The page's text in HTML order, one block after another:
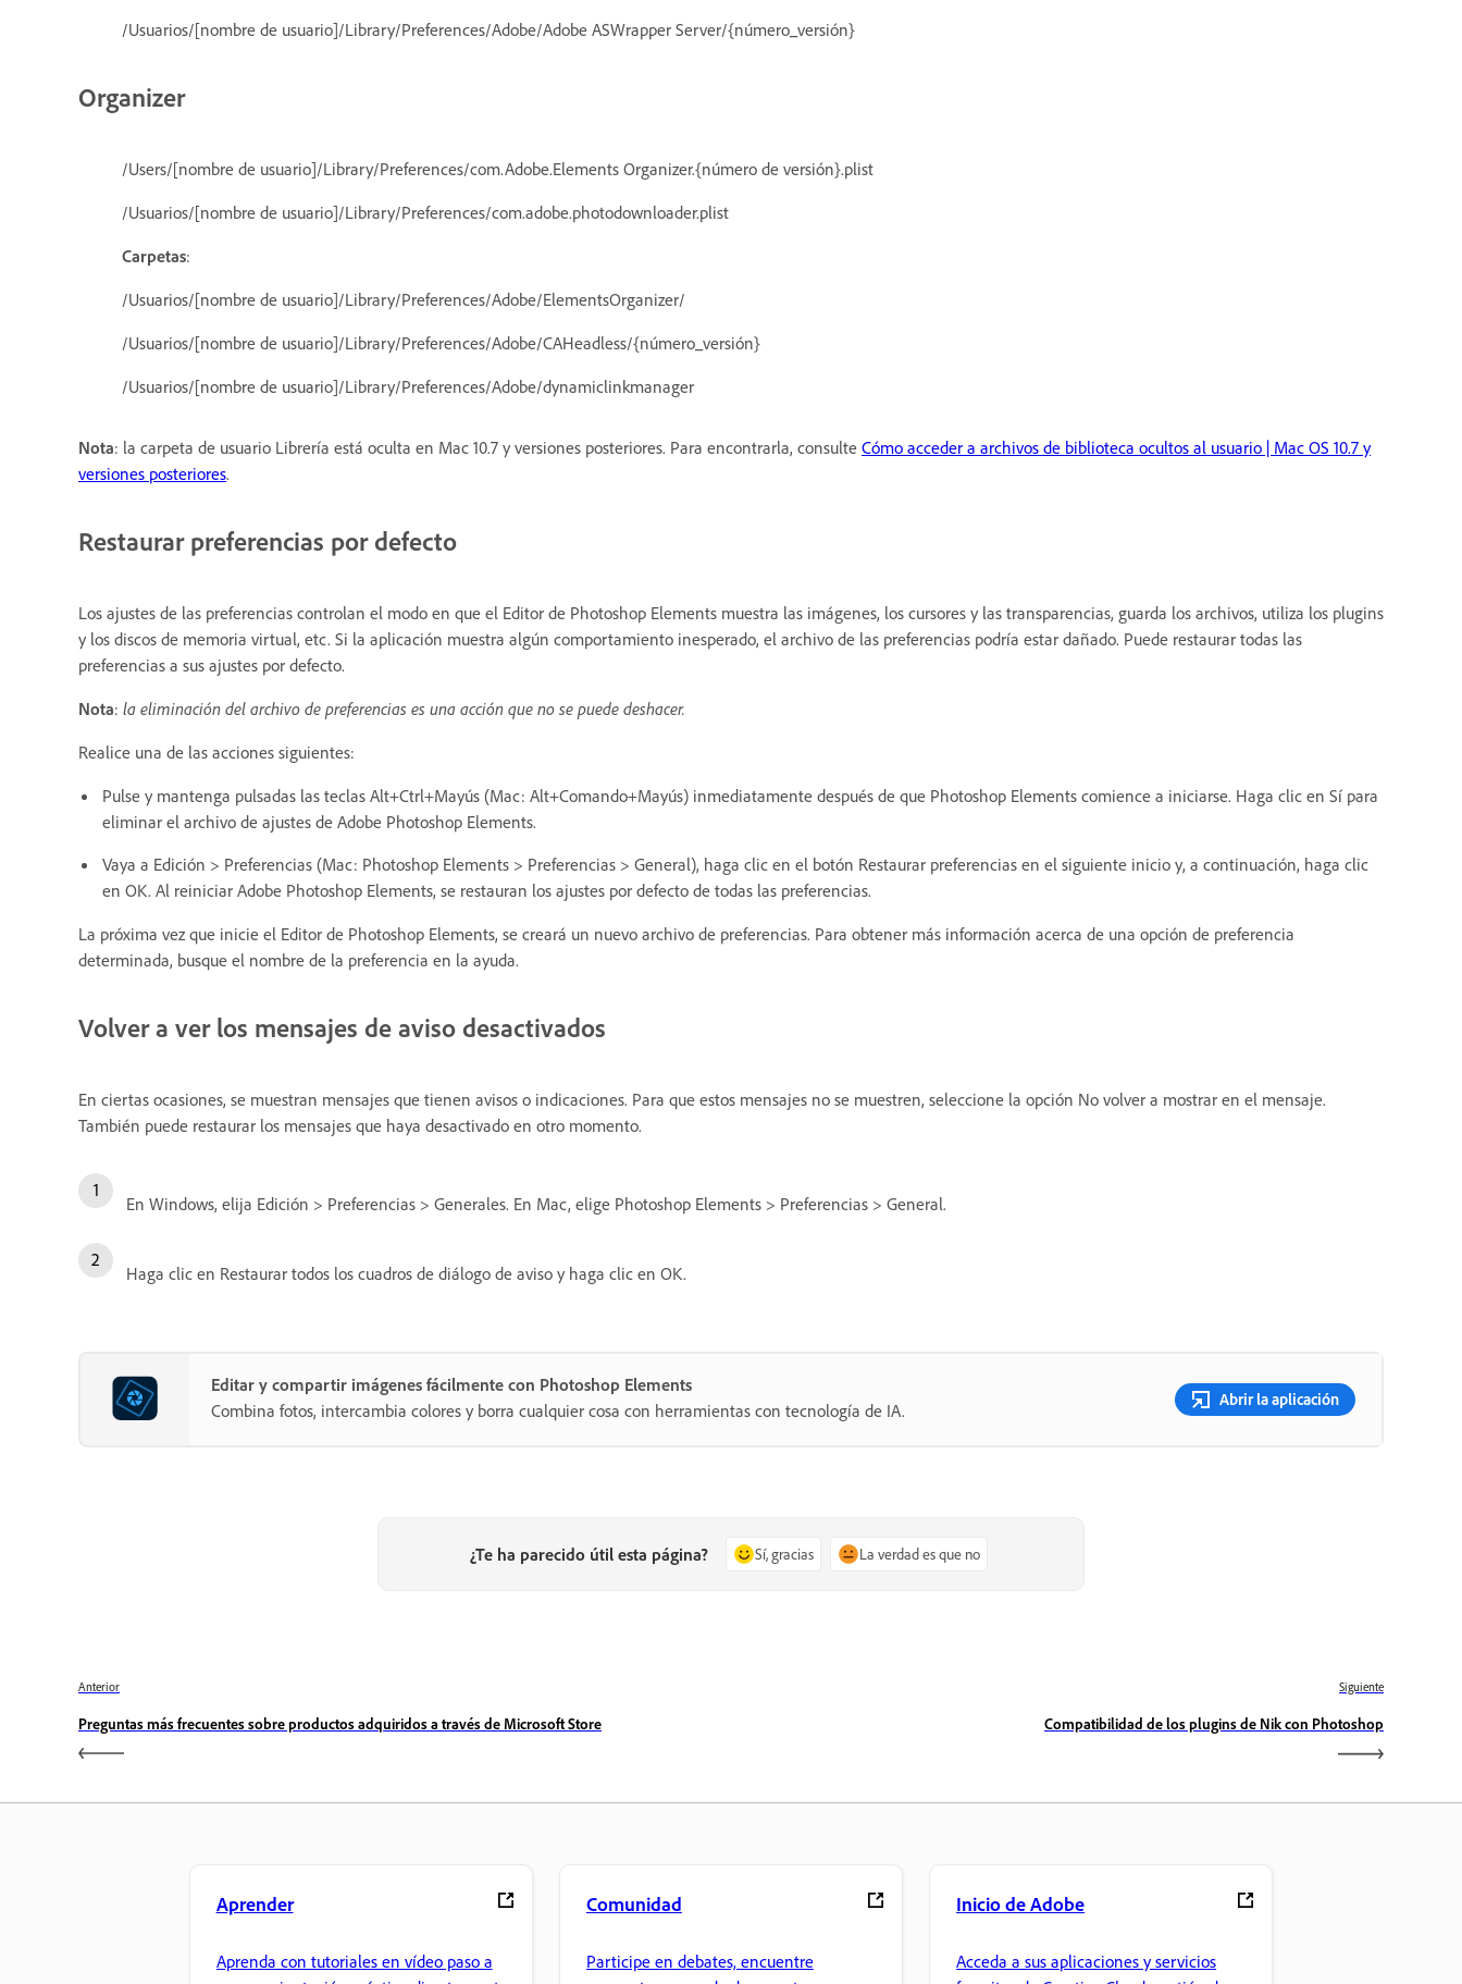
/Usuarios/[nombre de usuario]/Library/Preferences/Adobe/Adobe ASWrapper Server/{número_versión}
Organizer
/Users/[nombre de usuario]/Library/Preferences/com.Adobe.Elements Organizer.{número de versión}.plist
/Usuarios/[nombre de usuario]/Library/Preferences/com.adobe.photodownloader.plist
Carpetas:
/Usuarios/[nombre de usuario]/Library/Preferences/Adobe/ElementsOrganizer/
/Usuarios/[nombre de usuario]/Library/Preferences/Adobe/CAHeadless/{número_versión}
/Usuarios/[nombre de usuario]/Library/Preferences/Adobe/dynamiclinkmanager
Nota: la carpeta de usuario Librería está oculta en Mac 10.7 y versiones posteriores. Para encontrarla, consulte Cómo acceder a archivos de biblioteca ocultos al usuario | Mac OS 10.7 y
versiones posteriores.
Restaurar preferencias por defecto
Los ajustes de las preferencias controlan el modo en que el Editor de Photoshop Elements muestra las imágenes, los cursores y las transparencias, guarda los archivos, utiliza los plugins
y los discos de memoria virtual, etc. Si la aplicación muestra algún comportamiento inesperado, el archivo de las preferencias podría estar dañado. Puede restaurar todas las
preferencias a sus ajustes por defecto.
Nota: la eliminación del archivo de preferencias es una acción que no se puede deshacer.
Realice una de las acciones siguientes:
Pulse y mantenga pulsadas las teclas Alt+Ctrl+Mayús (Mac: Alt+Comando+Mayús) inmediatamente después de que Photoshop Elements comience a iniciarse. Haga clic en Sí para
eliminar el archivo de ajustes de Adobe Photoshop Elements.
Vaya a Edición > Preferencias (Mac: Photoshop Elements > Preferencias > General), haga clic en el botón Restaurar preferencias en el siguiente inicio y, a continuación, haga clic
en OK. Al reiniciar Adobe Photoshop Elements, se restauran los ajustes por defecto de todas las preferencias.
La próxima vez que inicie el Editor de Photoshop Elements, se creará un nuevo archivo de preferencias. Para obtener más información acerca de una opción de preferencia
determinada, busque el nombre de la preferencia en la ayuda.
Volver a ver los mensajes de aviso desactivados
En ciertas ocasiones, se muestran mensajes que tienen avisos o indicaciones. Para que estos mensajes no se muestren, seleccione la opción No volver a mostrar en el mensaje.
También puede restaurar los mensajes que haya desactivado en otro momento.
En Windows, elija Edición > Preferencias > Generales. En Mac, elige Photoshop Elements > Preferencias > General.
Haga clic en Restaurar todos los cuadros de diálogo de aviso y haga clic en OK.
Editar y compartir imágenes fácilmente con Photoshop Elements
Combina fotos, intercambia colores y borra cualquier cosa con herramientas con tecnología de IA.
Abrir la aplicación
¿Te ha parecido útil esta página? Sí, gracias La verdad es que no
Anterior
Preguntas más frecuentes sobre productos adquiridos a través de Microsoft Store
Siguiente
Compatibilidad de los plugins de Nik con Photoshop
Aprender
Aprenda con tutoriales en vídeo paso a
Comunidad
Participe en debates, encuentre
Inicio de Adobe
Acceda a sus aplicaciones y servicios